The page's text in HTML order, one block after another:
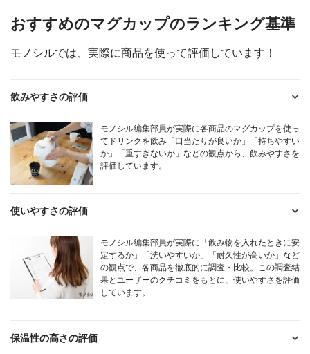
おすすめのマグカップのランキング基準
モノシルでは、実際に商品を使って評価しています！
飲みやすさの評価
モノシル編集部員が実際に各商品のマグカップを使っ
てドリンクを飲み「口当たりが良いか」「持ちやすい
か」「重すぎないか」などの観点から、飲みやすさを
評価しています。
使いやすさの評価
モノシル編集部員が実際に「飲み物を入れたときに安
定するか」「洗いやすいか」「耐久性が高いか」など
の観点で、各商品を徹底的に調査・比較。この調査結
果とユーザーのクチコミをもとに、使いやすさを評価
しています。
保温性の高さの評価